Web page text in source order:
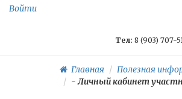
Войти
Тел: 8 (903) 707-
Главная
Полезная
-Личный кабинет